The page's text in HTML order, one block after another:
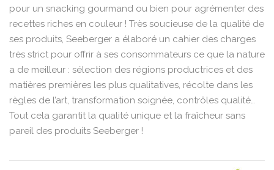
pour un snacking gourmand ou bien pour agrémenter des
recettes riches en couleur ! Très soucieuse de la qualité de
ses produits, Seeberger a élaboré un cahier des charges
très strict pour offrir à ses consommateurs ce que la nature
a de meilleur : sélection des régions productrices et des
matières premières les plus qualitatives, récolte dans les
règles de l’art, transformation soignée, contrôles qualité…
Tout cela garantit la qualité unique et la fraîcheur sans
pareil des produits Seeberger !